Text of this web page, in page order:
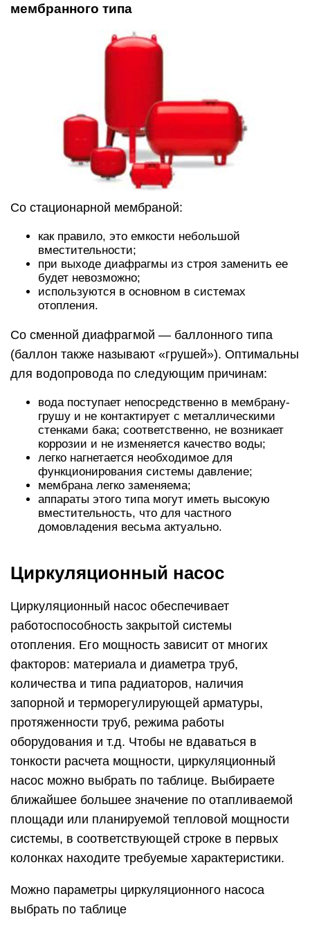
мембранного типа
Со стационарной мембраной:
как правило, это емкости небольшой
вместительности;
при выходе диафрагмы из строя заменить ее
будет невозможно;
используются в основном в системах
отопления.
Со сменной диафрагмой — баллонного типа
(баллон также называют «грушей»). Оптимальны
для водопровода по следующим причинам:
вода поступает непосредственно в мембрану-
грушу и не контактирует с металлическими
стенками бака; соответственно, не возникает
коррозии и не изменяется качество воды;
легко нагнетается необходимое для
функционирования системы давление;
мембрана легко заменяема;
аппараты этого типа могут иметь высокую
вместительность, что для частного
домовладения весьма актуально.
Циркуляционный насос
Циркуляционный насос обеспечивает
работоспособность закрытой системы
отопления. Его мощность зависит от многих
факторов: материала и диаметра труб,
количества и типа радиаторов, наличия
запорной и терморегулирующей арматуры,
протяженности труб, режима работы
оборудования и т.д. Чтобы не вдаваться в
тонкости расчета мощности, циркуляционный
насос можно выбрать по таблице. Выбираете
ближайшее большее значение по отапливаемой
площади или планируемой тепловой мощности
системы, в соответствующей строке в первых
колонках находите требуемые характеристики.
Можно параметры циркуляционного насоса
выбрать по таблице